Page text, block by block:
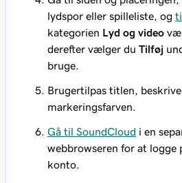
lydspor eller spilleliste, og
kategorien Lyd og video
derefter vælger du Tilføj
bruge.
Brugertilpas titlen,
markeringsfarven.
Gå til SoundCloud i en
webbrowseren for at logge
konto.